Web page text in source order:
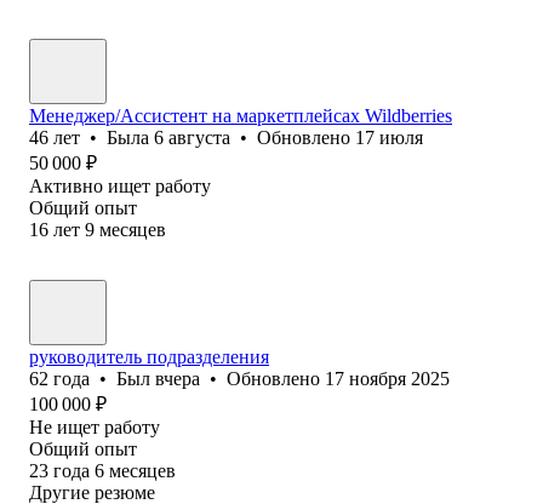
Менеджер/Ассистент на маркетплейсах Wildberries
46 лет • Была 6 августа • Обновлено 17 июля
50 000 ₽
Активно ищет работу
Общий опыт
16 лет 9 месяцев
руководитель подразделения
62 года • Был вчера • Обновлено 17 ноября 2025
100 000 ₽
Не ищет работу
Общий опыт
23 года 6 месяцев
Другие резюме